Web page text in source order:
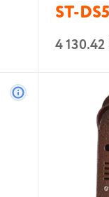
ST-
4 130.42